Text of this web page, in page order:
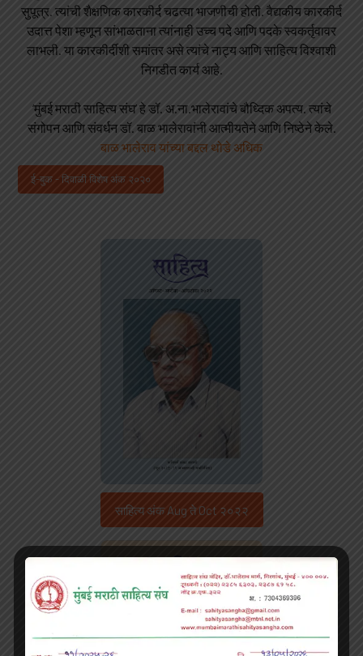
सुपूत्र. त्यांची शैक्षणिक कारकीर्द चढत्या भाजणीची होती. वैद्यकीय कारकीर्द
उदात्त पेशा म्हणून सांभाळताना त्यांनाही उच्च पदे आणि पदके स्वकर्तृवावर
लाभली. या कारकीर्दीशी समांतर असे त्यांचे नाट्य आणि साहित्य विश्वाशी
निगडीत कार्य आहे.
‘मुंबई मराठी साहित्य संघ’ हे डॉ. अ.ना.भालेरावांचे बौध्दिक अपत्य. त्यांचे
संगोपन आणि संवर्धन डॉ. बाळ भालेरावांनी आत्मीयतेने आणि निष्ठेने केले.
बाळ भालेराव यांच्या बद्दल थोडे अधिक
ई-बुक - दिवाळी विशेष अंक २०२०
साहित्य अंक Aug ते Oct २०२२